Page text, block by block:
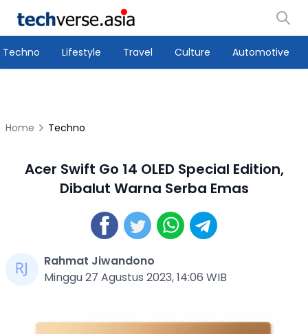
Techno Lifestyle Travel Culture Automotive
Home Techno
Acer Swift Go 14 OLED Special Edition,
Dibalut Warna Serba Emas
Rahmat Jiwandono
Minggu 27 Agustus 2023, 14:06 WIB